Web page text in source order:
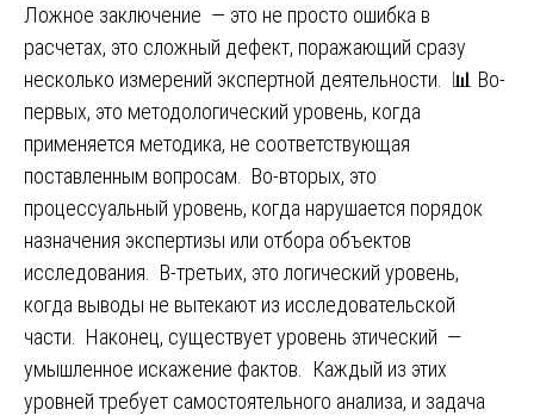
Ложное заключение — это не просто ошибка в
расчетах, это сложный дефект, поражающий сразу
несколько измерений экспертной деятельности. 📊 Во-
первых, это методологический уровень, когда
применяется методика, не соответствующая
поставленным вопросам. Во-вторых, это
процессуальный уровень, когда нарушается порядок
назначения экспертизы или отбора объектов
исследования. В-третьих, это логический уровень,
когда выводы не вытекают из исследовательской
части. Наконец, существует уровень этический —
умышленное искажение фактов. Каждый из этих
уровней требует самостоятельного анализа, и задача